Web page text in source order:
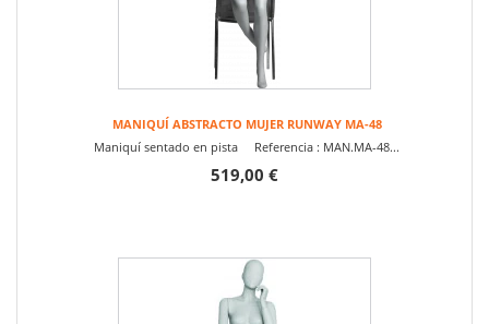
MANIQUÍ ABSTRACTO MUJER RUNWAY MA-48
Maniquí sentado en pista Referencia : MAN.MA-48...
519,00 €